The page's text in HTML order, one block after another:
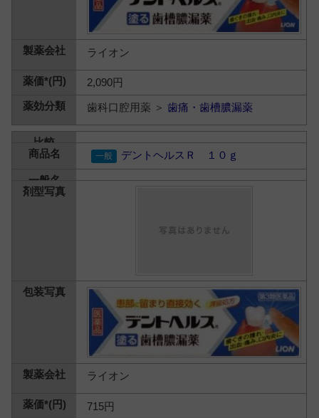
ライオン
2,090円
歯科口腔用薬 ＞歯痛・歯槽膿漏薬
デントヘルスＲ １０ｇ
ライオン
715円